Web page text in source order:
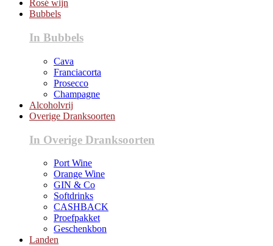
Rosé wijn
Bubbels
In Bubbels
Cava
Franciacorta
Prosecco
Champagne
Alcoholvrij
Overige Dranksoorten
In Overige Dranksoorten
Port Wine
Orange Wine
GIN & Co
Softdrinks
CASHBACK
Proefpakket
Geschenkbon
Landen